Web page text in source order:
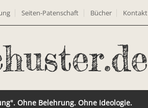
Seiten-Patenschaft Bücher Kontakt
Ohne Belehrung. Ohne Ideologie.